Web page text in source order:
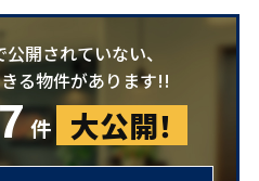
開されていない、
る物件があります!!
件 大公開！